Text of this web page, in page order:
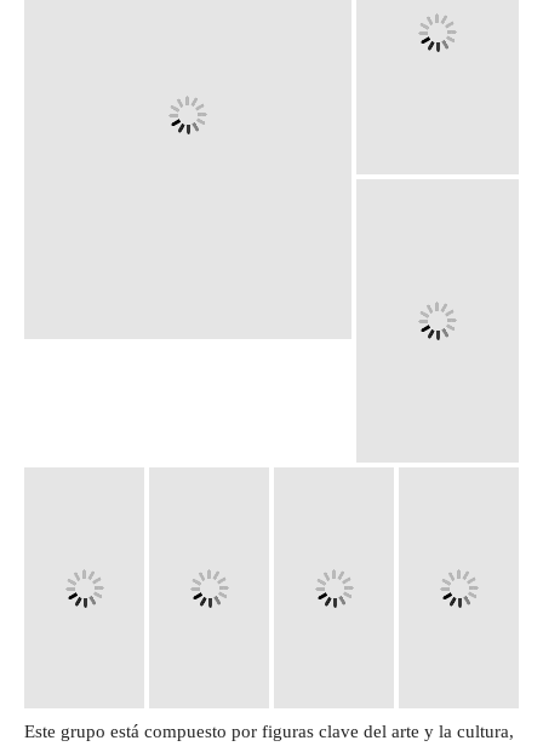
Este grupo está compuesto por figuras clave del arte y la cultura,